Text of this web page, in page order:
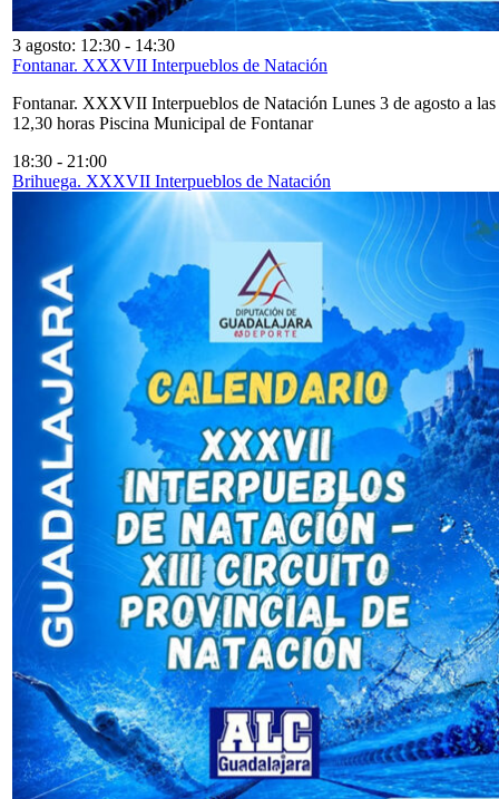
3 agosto: 12:30 - 14:30
Fontanar. XXXVII Interpueblos de Natación
Fontanar. XXXVII Interpueblos de Natación Lunes 3 de agosto a las
12,30 horas Piscina Municipal de Fontanar
18:30 - 21:00
Brihuega. XXXVII Interpueblos de Natación